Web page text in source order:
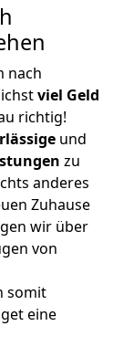
nach
viel Geld
richtig!
und
zu
anderes
Zuhause
wir über
von
somit
eine